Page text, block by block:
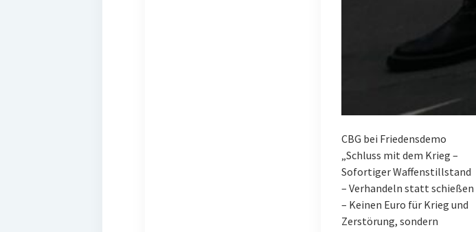
CBG bei Friedensdemo
„Schluss mit dem Krieg –
Sofortiger Waffenstillstand
– Verhandeln statt schießen
– Keinen Euro für Krieg und
Zerstörung, sondern